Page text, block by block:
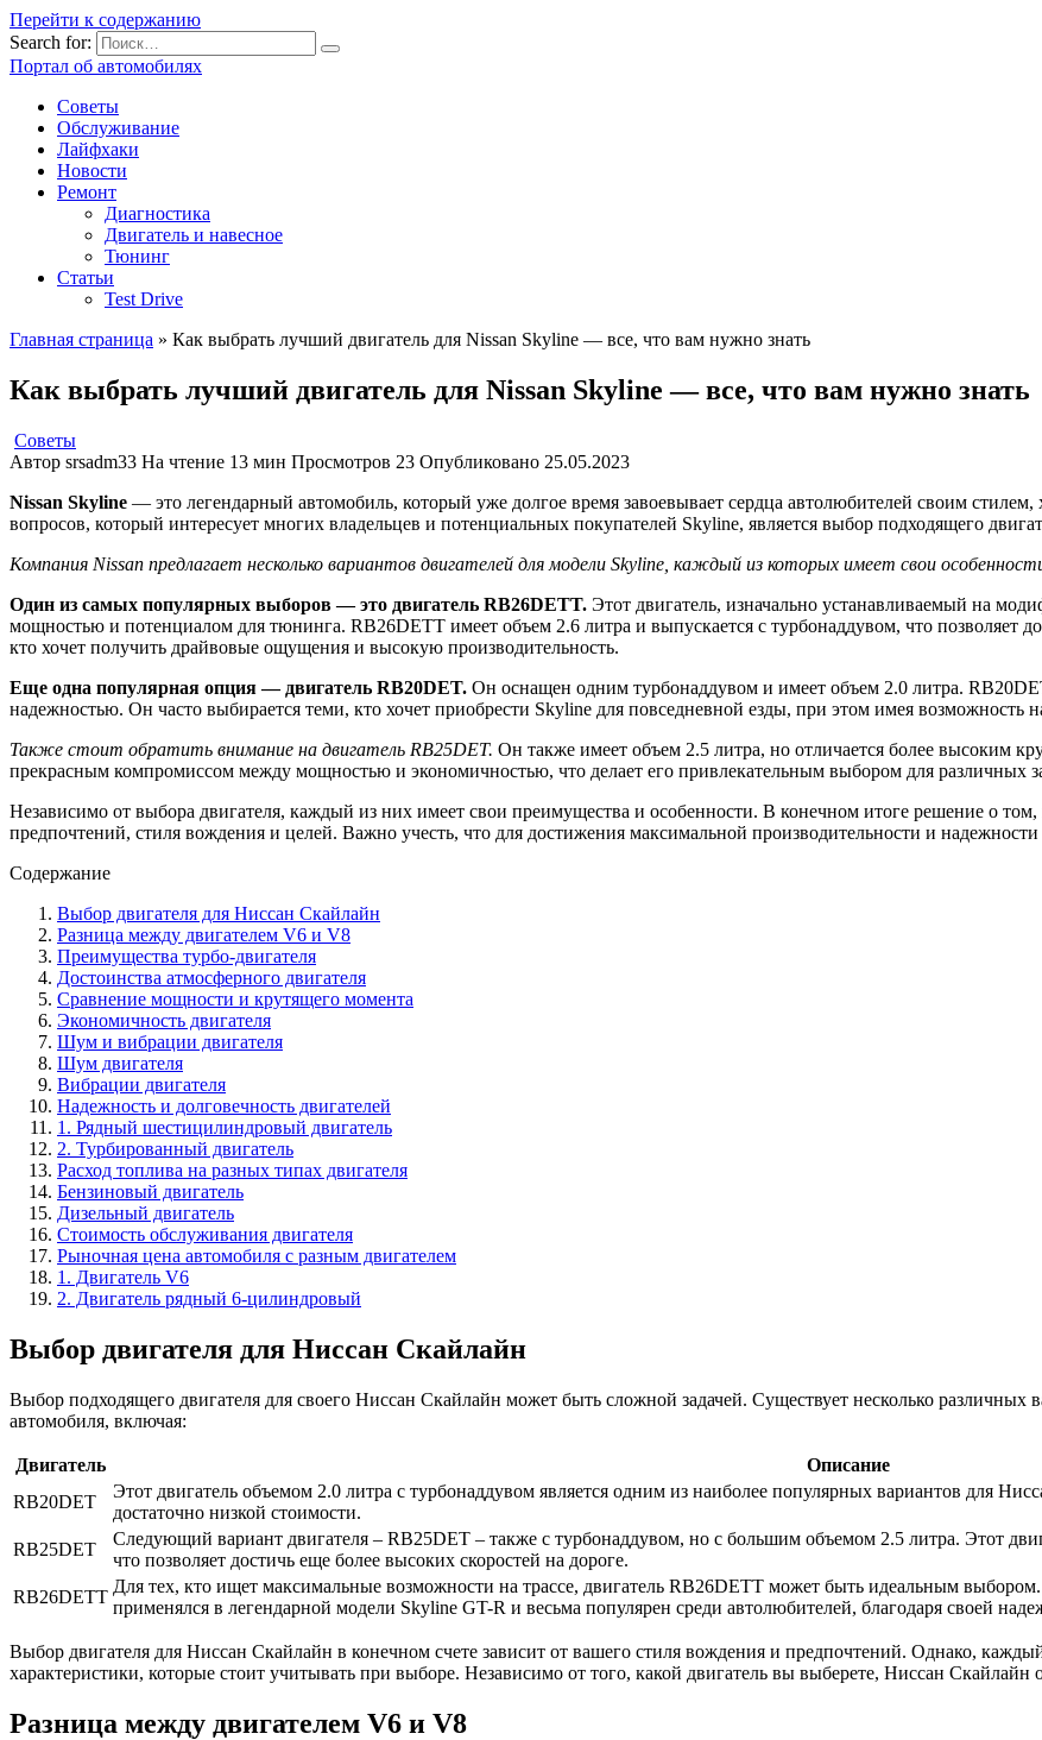
Перейти к содержанию
Search for:
Портал об автомобилях
Советы
Обслуживание
Лайфхаки
Новости
Ремонт
Диагностика
Двигатель и навесное
Тюнинг
Статьи
Test Drive
Главная страница » Как выбрать лучший двигатель для Nissan Skyline — все, что вам нужно знать
Как выбрать лучший двигатель для Nissan Skyline — все, что вам нужно знать
Советы
Автор srsadm33 На чтение 13 мин Просмотров 23 Опубликовано 25.05.2023
Nissan Skyline — это легендарный автомобиль, который уже долгое время завоевывает сердца автолюбителей своим
вопросов, который интересует многих владельцев и потенциальных покупателей Skyline, является выбор подходящего
Компания Nissan предлагает несколько вариантов двигателей для модели Skyline, каждый из которых имеет свои
Один из самых популярных выборов — это двигатель RB26DETT. Этот двигатель, изначально устанавливаемый на
мощностью и потенциалом для тюнинга. RB26DETT имеет объем 2.6 литра и выпускается с турбонаддувом, что позволяет
кто хочет получить драйвовые ощущения и высокую производительность.
Еще одна популярная опция — двигатель RB20DET. Он оснащен одним турбонаддувом и имеет объем 2.0 литра.
надежностью. Он часто выбирается теми, кто хочет приобрести Skyline для повседневной езды, при этом имея возможность
Также стоит обратить внимание на двигатель RB25DET. Он также имеет объем 2.5 литра, но отличается более высоким
прекрасным компромиссом между мощностью и экономичностью, что делает его привлекательным выбором для различных
Независимо от выбора двигателя, каждый из них имеет свои преимущества и особенности. В конечном итоге решение о
предпочтений, стиля вождения и целей. Важно учесть, что для достижения максимальной производительности и
Содержание
Выбор двигателя для Ниссан Скайлайн
Разница между двигателем V6 и V8
Преимущества турбо-двигателя
Достоинства атмосферного двигателя
Сравнение мощности и крутящего момента
Экономичность двигателя
Шум и вибрации двигателя
Шум двигателя
Вибрации двигателя
Надежность и долговечность двигателей
1. Рядный шестицилиндровый двигатель
2. Турбированный двигатель
Расход топлива на разных типах двигателя
Бензиновый двигатель
Дизельный двигатель
Стоимость обслуживания двигателя
Рыночная цена автомобиля с разным двигателем
1. Двигатель V6
2. Двигатель рядный 6-цилиндровый
Выбор двигателя для Ниссан Скайлайн
Выбор подходящего двигателя для своего Ниссан Скайлайн может быть сложной задачей. Существует несколько различных
автомобиля, включая:
Двигатель
Описание
RB20DET
Этот двигатель объемом 2.0 литра с турбонаддувом является одним из наиболее популярных вариантов для
достаточно низкой стоимости.
RB25DET
Следующий вариант двигателя – RB25DET – также с турбонаддувом, но с большим объемом 2.5 литра. Этот
что позволяет достичь еще более высоких скоростей на дороге.
RB26DETT
Для тех, кто ищет максимальные возможности на трассе, двигатель RB26DETT может быть идеальным
применялся в легендарной модели Skyline GT-R и весьма популярен среди автолюбителей, благодаря своей
Выбор двигателя для Ниссан Скайлайн в конечном счете зависит от вашего стиля вождения и предпочтений. Однако,
характеристики, которые стоит учитывать при выборе. Независимо от того, какой двигатель вы выберете, Ниссан
Разница между двигателем V6 и V8